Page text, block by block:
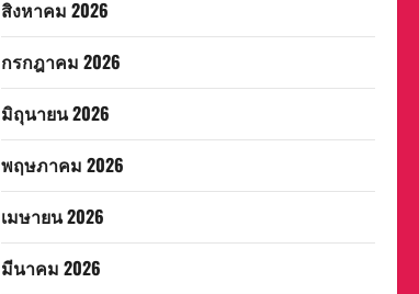
สิงหาคม 2026
กรกฎาคม 2026
มิถุนายน 2026
พฤษภาคม 2026
เมษายน 2026
มีนาคม 2026